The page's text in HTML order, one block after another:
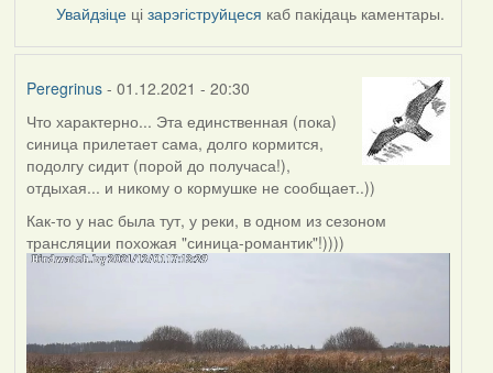
Увайдзіце цізарэгіструйцеся каб пакідаць каментары.
Peregrinus- 01.12.2021 - 20:30
Что характерно... Эта единственная (пока)
синица прилетает сама, долго кормится,
подолгу сидит (порой до получаса!),
отдыхая... и никому о кормушке не сообщает..))
Как-то у нас была тут, у реки, в одном из сезоном
трансляции похожая "синица-романтик"!))))